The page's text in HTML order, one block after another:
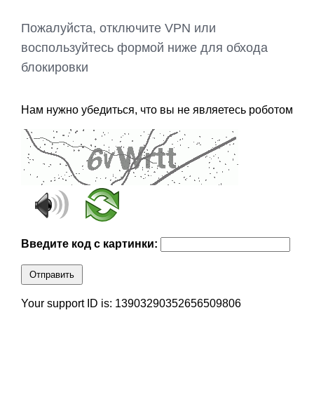
Пожалуйста, отключите VPN или
воспользуйтесь формой ниже для обхода
блокировки
Нам нужно убедиться, что вы не являетесь роботом
Введите код с картинки:
Отправить
Your support ID is: 13903290352656509806